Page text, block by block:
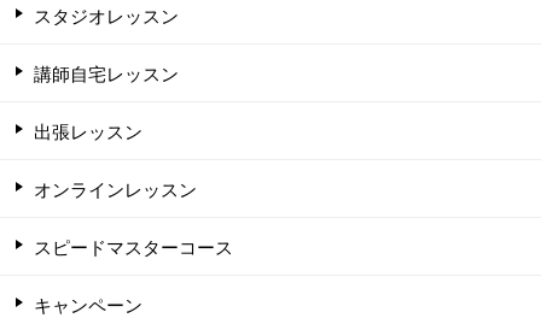
スタジオレッスン
講師自宅レッスン
出張レッスン
オンラインレッスン
スピードマスターコース
キャンペーン